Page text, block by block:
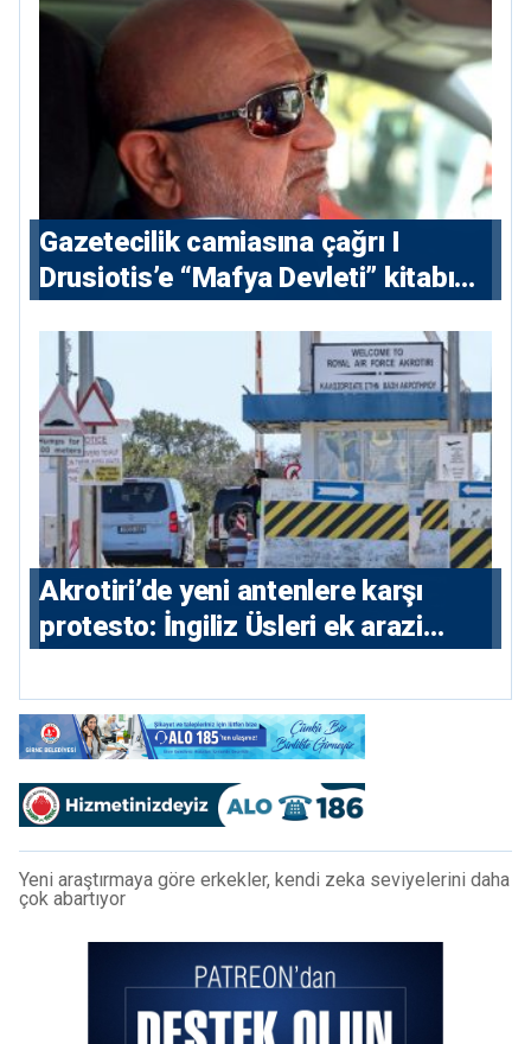
Gazetecilik camiasına çağrı I
⁠Drusiotis’e “Mafya Devleti” kitabı
⁠Akrotiri’de yeni antenlere karşı
protesto: İngiliz Üsleri ek arazi
Yeni araştırmaya göre erkekler, kendi zeka seviyelerini daha
çok abartıyor